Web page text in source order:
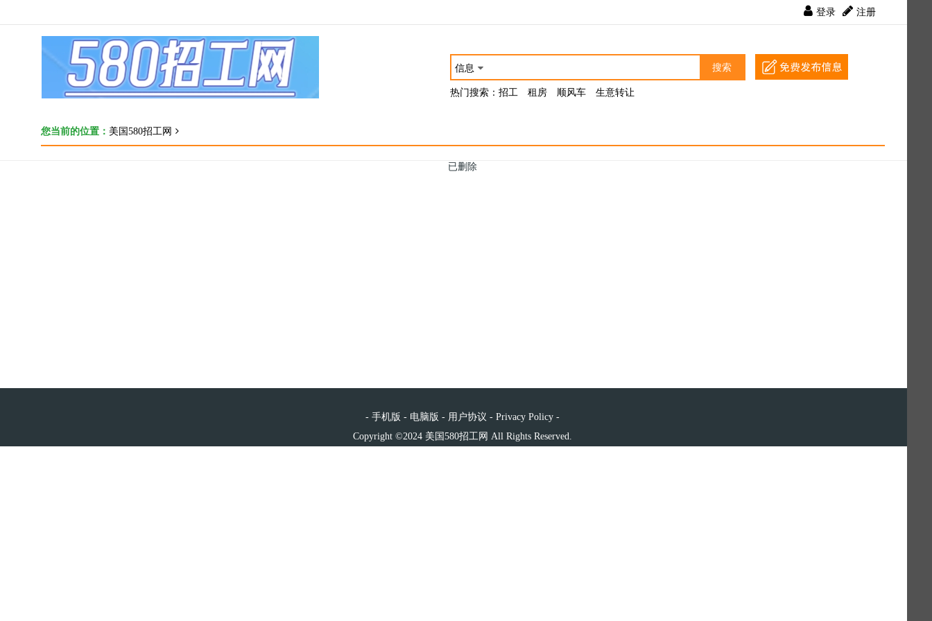
登录 注册
信息 搜索
热门搜索： 招工 租房 顺风车 生意转让
您当前的位置： 美国580招工网
已删除
- 手机版 - 电脑版 - 用户协议 - Privacy Policy -
Copyright ©2024 美国580招工网 All Rights Reserved.